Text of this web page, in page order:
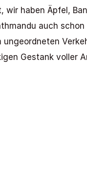
haben Äpfel,
auch
Gestank voller